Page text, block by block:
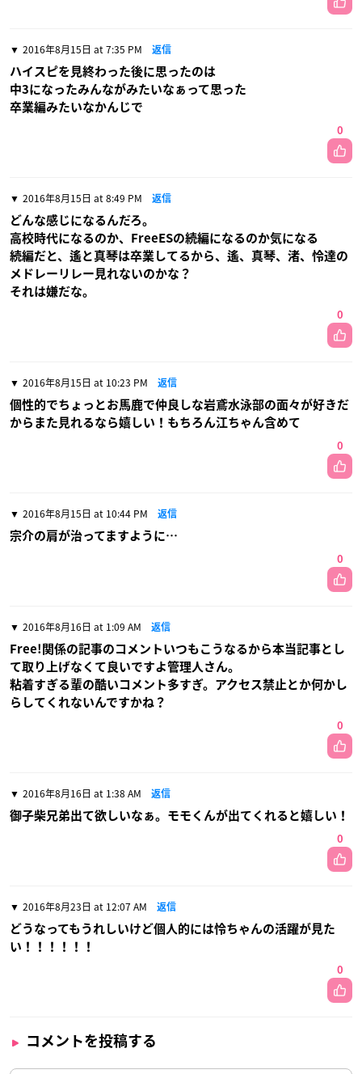
2016年8月15日 at 7:35 PM 返信
ハイスピを見終わった後に思ったのは
中3になったみんながみたいなぁって思った
卒業編みたいなかんじで
0
2016年8月15日 at 8:49 PM 返信
どんな感じになるんだろ。
高校時代になるのか、FreeESの続編になるのか気になる
続編だと、遙と真琴は卒業してるから、遙、真琴、渚、怜達の
メドレーリレー見れないのかな？
それは嫌だな。
0
2016年8月15日 at 10:23 PM 返信
個性的でちょっとお馬鹿で仲良しな岩鳶水泳部の面々が好きだ
からまた見れるなら嬉しい！もちろん江ちゃん含めて
0
2016年8月15日 at 10:44 PM 返信
宗介の肩が治ってますように…
0
2016年8月16日 at 1:09 AM 返信
Free!関係の記事のコメントいつもこうなるから本当記事とし
て取り上げなくて良いですよ管理人さん。
粘着すぎる輩の酷いコメント多すぎ。アクセス禁止とか何かし
らしてくれないんですかね？
0
2016年8月16日 at 1:38 AM 返信
御子柴兄弟出て欲しいなぁ。モモくんが出てくれると嬉しい！
0
2016年8月23日 at 12:07 AM 返信
どうなってもうれしいけど個人的には怜ちゃんの活躍が見た
い！！！！！！
0
コメントを投稿する